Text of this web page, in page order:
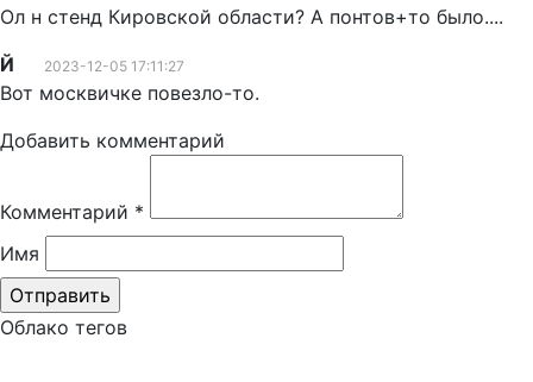
Ол н стенд Кировской области? А понтов+то было....
Й
2023-12-05 17:11:27
Вот москвичке повезло-то.
Добавить комментарий
Комментарий *
Имя
Облако тегов